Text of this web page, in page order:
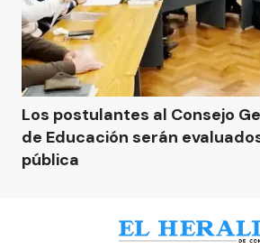
Los postulantes al Consejo
de Educación serán
pública